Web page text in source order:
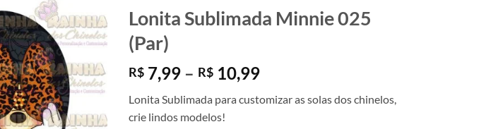
Lonita Sublimada Minnie 025
(Par)
R$7,99 – R$10,99Faixa
preço:
Lonita Sublimada para customizar as solas dos chinelos,
crie lindos modelos!